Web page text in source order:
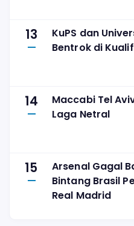
13
KuPS dan
Bentrok di
14
Maccabi Tel
Laga Netral
15
Arsenal Gagal
Bintang Brasil
Real Madrid